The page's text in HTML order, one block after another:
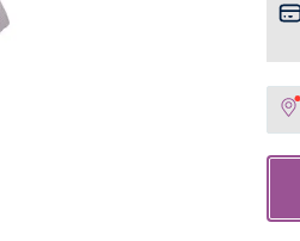
-
-
-
-
-